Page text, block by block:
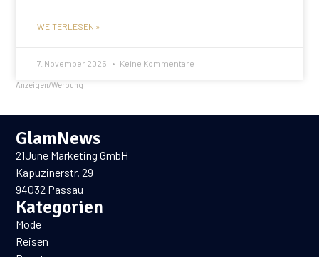
WEITERLESEN »
7. November 2025 Keine Kommentare
Anzeigen/Werbung
GlamNews
21June Marketing GmbH
Kapuzinerstr. 29
94032 Passau
Kategorien
Mode
Reisen